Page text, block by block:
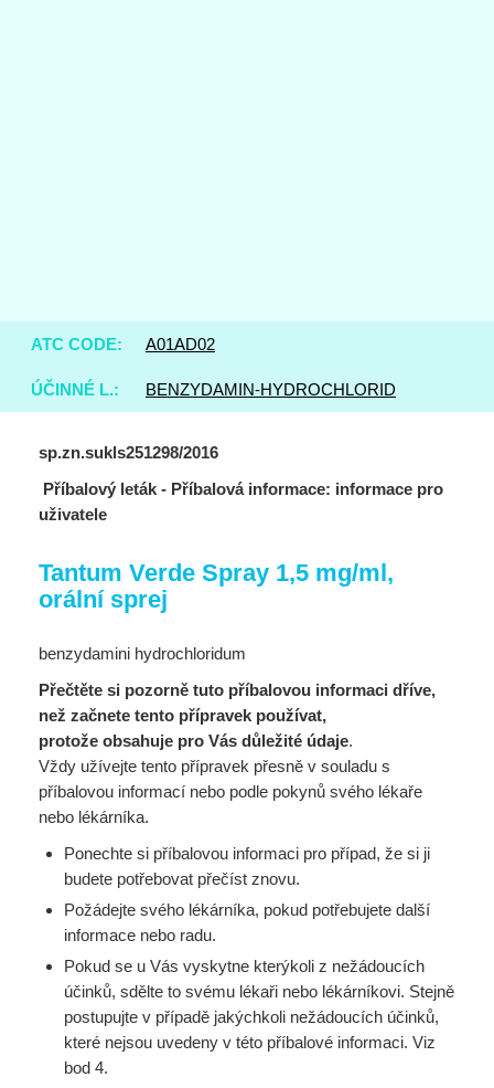
ATC CODE: A01AD02
ÚČINNÉ L.: BENZYDAMIN-HYDROCHLORID
sp.zn.sukls251298/2016
Příbalový leták - Příbalová informace: informace pro
uživatele
Tantum Verde Spray 1,5 mg/ml,
orální sprej
benzydamini hydrochloridum
Přečtěte si pozorně tuto příbalovou informaci dříve,
než začnete tento přípravek používat,
protože obsahuje pro Vás důležité údaje.
Vždy užívejte tento přípravek přesně v souladu s
příbalovou informací nebo podle pokynů svého lékaře
nebo lékárníka.
Ponechte si příbalovou informaci pro případ, že si ji
budete potřebovat přečíst znovu.
Požádejte svého lékárníka, pokud potřebujete další
informace nebo radu.
Pokud se u Vás vyskytne kterýkoli z nežádoucích
účinků, sdělte to svému lékaři nebo lékárníkovi. Stejně
postupujte v případě jakýchkoli nežádoucích účinků,
které nejsou uvedeny v této příbalové informaci. Viz
bod 4.